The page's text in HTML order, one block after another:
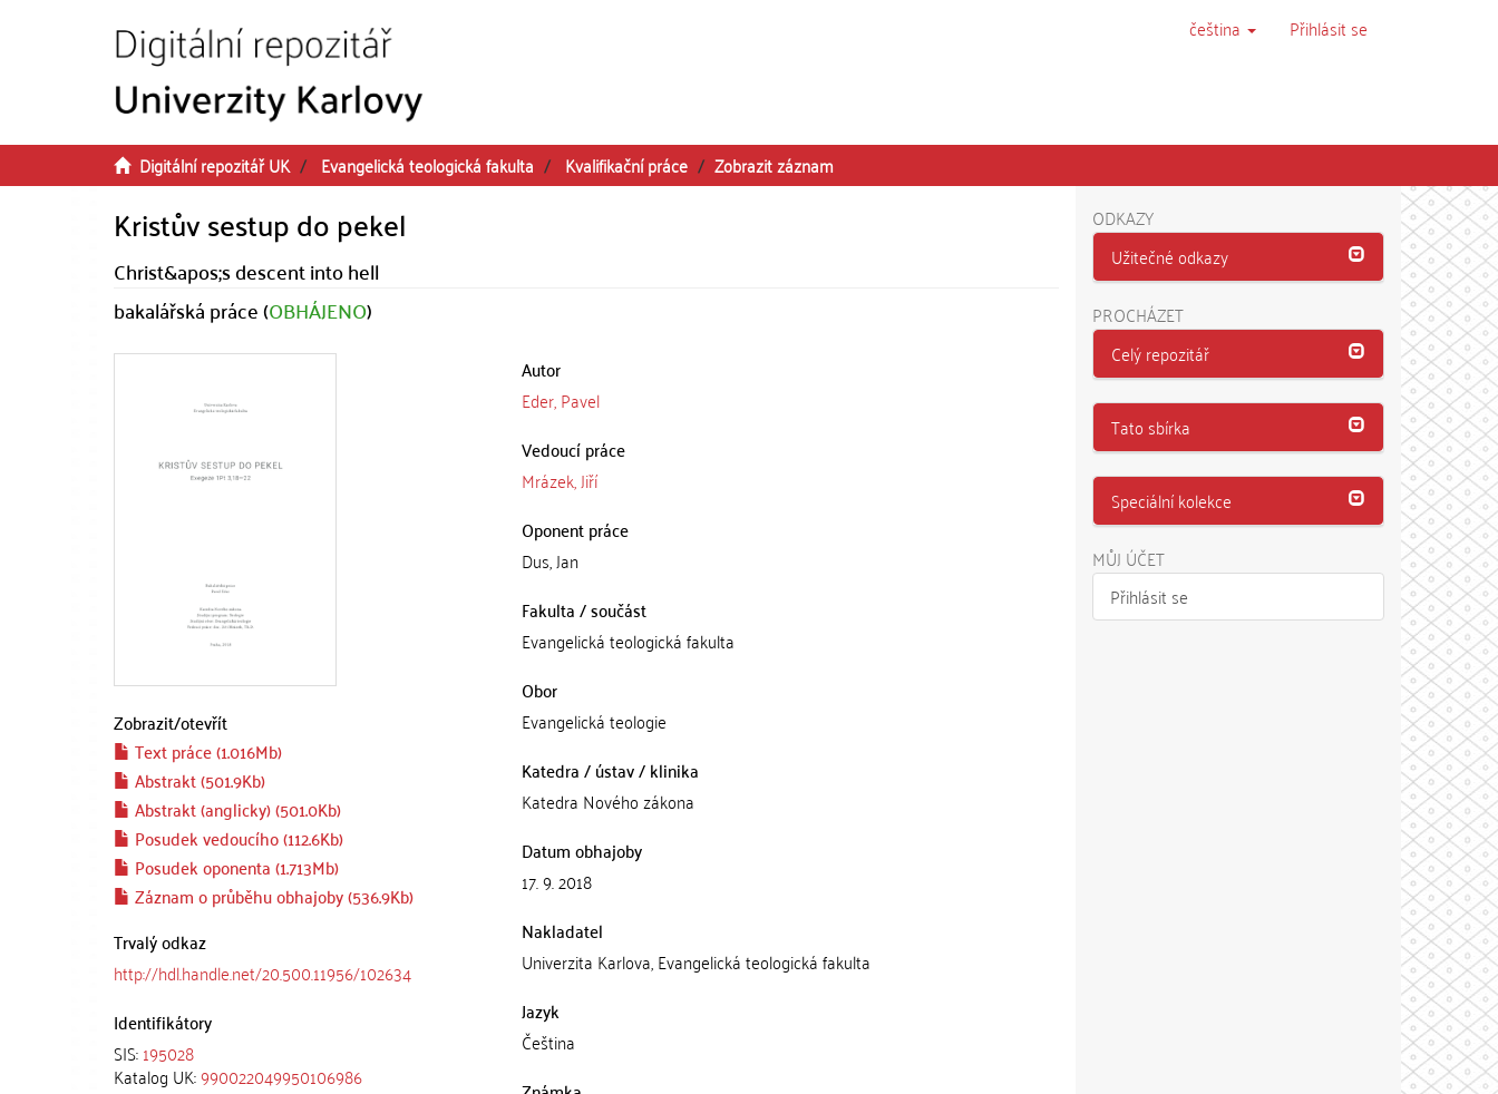
čeština Přihlásit se
Digitální repozitář UK Evangelická teologická fakulta Kvalifikační práce Zobrazit záznam
Kristův sestup do pekel
Christ&apos;s descent into hell
bakalářská práce (OBHÁJENO)
Zobrazit/otevřít
Text práce (1.016Mb)
Abstrakt (501.9Kb)
Abstrakt (anglicky) (501.0Kb)
Posudek vedoucího (112.6Kb)
Posudek oponenta (1.713Mb)
Záznam o průběhu obhajoby (536.9Kb)
Trvalý odkaz
http://hdl.handle.net/20.500.11956/102634
Identifikátory
SIS:195028
Katalog UK:990022049950106986
Autor
Eder, Pavel
Vedoucí práce
Mrázek, Jiří
Oponent práce
Dus, Jan
Fakulta / součást
Evangelická teologická fakulta
Obor
Evangelická teologie
Katedra / ústav / klinika
Katedra Nového zákona
Datum obhajoby
17. 9. 2018
Nakladatel
Univerzita Karlova, Evangelická teologická fakulta
Jazyk
Čeština
ODKAZY
Užitečné odkazy
PROCHÁZET
Celý repozitář
Tato sbírka
Speciální kolekce
MŮJ ÚČET
Přihlásit se